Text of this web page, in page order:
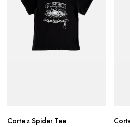
Corteiz Spider Tee